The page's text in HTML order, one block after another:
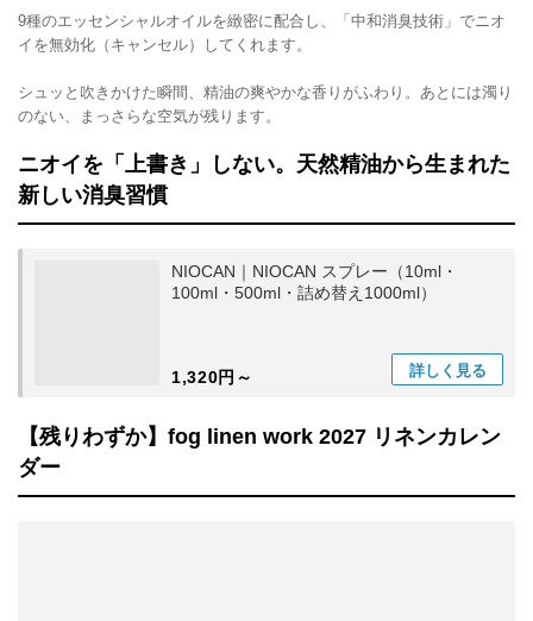
9種のエッセンシャルオイルを緻密に配合し、「中和消臭技術」でニオ
イを無効化（キャンセル）してくれます。
シュッと吹きかけた瞬間、精油の爽やかな香りがふわり。あとには濁り
のない、まっさらな空気が残ります。
ニオイを「上書き」しない。天然精油から生まれた
新しい消臭習慣
NIOCAN｜NIOCAN スプレー（10ml・
100ml・500ml・詰め替え1000ml）
1,320円～ 詳しく 見る
【残りわずか】fog linen work 2027 リネンカレン
ダー